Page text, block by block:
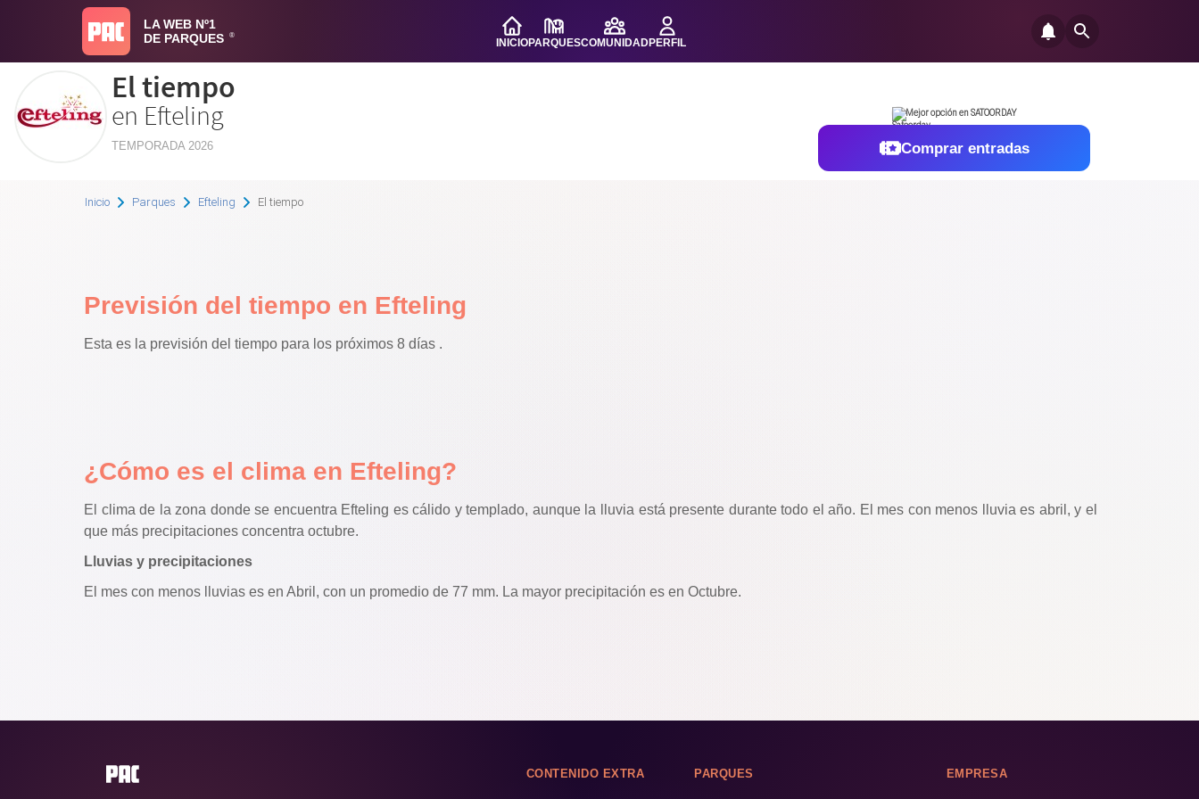
LA WEB Nº1
DE PARQUES
®
INICIOPARQUESCOMUNIDADPERFIL
El tiempo
en Efteling
TEMPORADA 2026
Mejor opción en SATOORDAY
Comprar entradas
Inicio Parques Efteling El tiempo
Previsión del tiempo en Efteling
Esta es la previsión del tiempo para los próximos 8 días .
¿Cómo es el clima en Efteling?
El clima de la zona donde se encuentra Efteling es cálido y templado, aunque la lluvia está presente durante todo el año. El mes con menos lluvia es abril, y el
que más precipitaciones concentra octubre.
Lluvias y precipitaciones
El mes con menos lluvias es en Abril, con un promedio de 77 mm. La mayor precipitación es en Octubre.
CONTENIDO EXTRA PARQUES EMPRESA